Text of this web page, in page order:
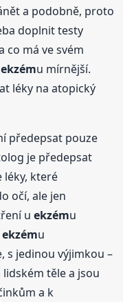
a podobně, proto
doplnit testy
co má ve svém
ekzému mírnější.
léky na atopický
předepsat pouze
je předepsat
léky, které
očí, ale jen
uekzému
ekzému
s jedinou výjimkou –
těle a jsou
a k